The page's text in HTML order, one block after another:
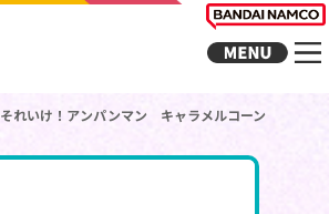
それいけ！アンパンマン キャラメルコーン